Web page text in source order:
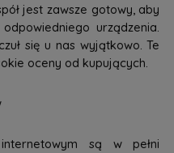
jest zawsze gotowy, aby
urządzenia.
się u nas wyjątkowo. Te
oceny od kupujących.
są w pełni